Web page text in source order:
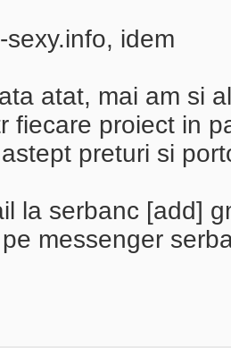
sexy.info, idem
atat, mai am si
fiecare proiect in
preturi si
la serbanc [add]
messenger